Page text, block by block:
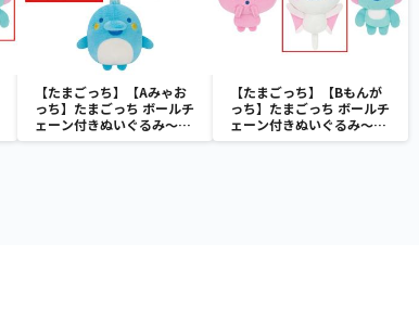
【たまごっち】【Aみゃお
っち】たまごっち ボールチ
ェーン付きぬいぐるみ～
Tamagotchi Paradise～
【たまごっち】【Bもんが
っち】たまごっち ボールチ
ェーン付きぬいぐるみ～
Tamagotchi Paradise～